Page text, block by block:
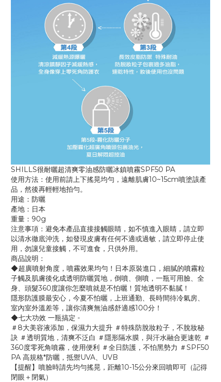
SHILLS很耐曬超清爽零油感防曬冰鎮噴霧SPF50 PA
使用方法：使用前請上下搖晃均勻，遠離肌膚10~15cm噴塗該產
品，然後再輕輕地拍勻。
用途：防曬
產地：日本
重量：90g
注意事項：避免本產品直接接觸眼睛，如不慎進入眼睛，請立即
以清水徹底沖洗，如發現皮膚有任何不適或過敏，請立即停止使
用，勿讓兒童接觸，不可進食，只供外用。
商品說明：
◆超廣噴射角度，噴霧效果均勻！日本原裝進口，細膩的噴霧粒
子觸及肌膚後化成透明防曬質地，倒噴、側噴，一瓶可用臉、全
身、頭髮360度讓你怎麼噴就是不怕曬！質地透明不黏膩！
隱形防護膜最安心，今夏不怕曬，上班通勤、長時間待冷氣房、
室內室外溫差等，讓你清爽無油感舒適感100分！
◆七大功效 一瓶搞定 -
＃8大美容液添加，保濕力大提升 ＃特殊防脫妝粒子，不脫妝秘
訣 ＃透明質地，清爽不泛白 ＃隱形隔水膜，與汗水融合更速乾 ＃
360度零死角噴霧，使用便利 ＃全日防護，不怕黑勢力 ＃SPF50
PA 高規格*防曬，抵禦UVA、UVB
【提醒】噴臉時請先均勻搖晃，距離10-15公分來回噴即可（記得
閉眼＋閉氣）